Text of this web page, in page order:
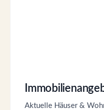
Aktuelle Häuser &